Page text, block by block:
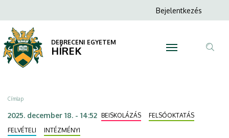
most
is
Debreceni
Egyetemet!
a
tartalomra
Anonim
menüje
Bejelentkezés
DEBRECENI EGYETEM
HÍREK
Morzsa
Címlap
2025. december 18. - 14:52 BEISKOLÁZÁS
FELSŐOKTATÁS
FELVÉTELI
INTÉZMÉNYI